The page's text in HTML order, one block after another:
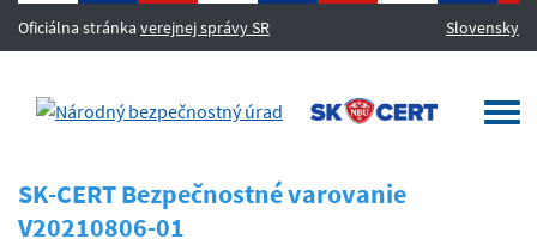
Oficiálna stránka verejnej správy SR Slovensky
MENU
SK-CERT Bezpečnostné varovanie
V20210806-01